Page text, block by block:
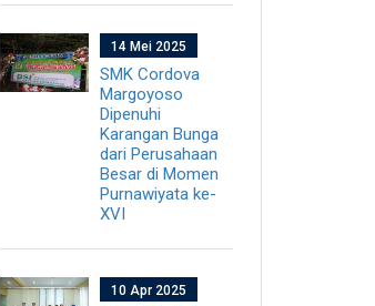
14 Mei 2025
SMK Cordova
Margoyoso
Dipenuhi
Karangan Bunga
dari Perusahaan
Besar di Momen
Purnawiyata ke-
XVI
10 Apr 2025